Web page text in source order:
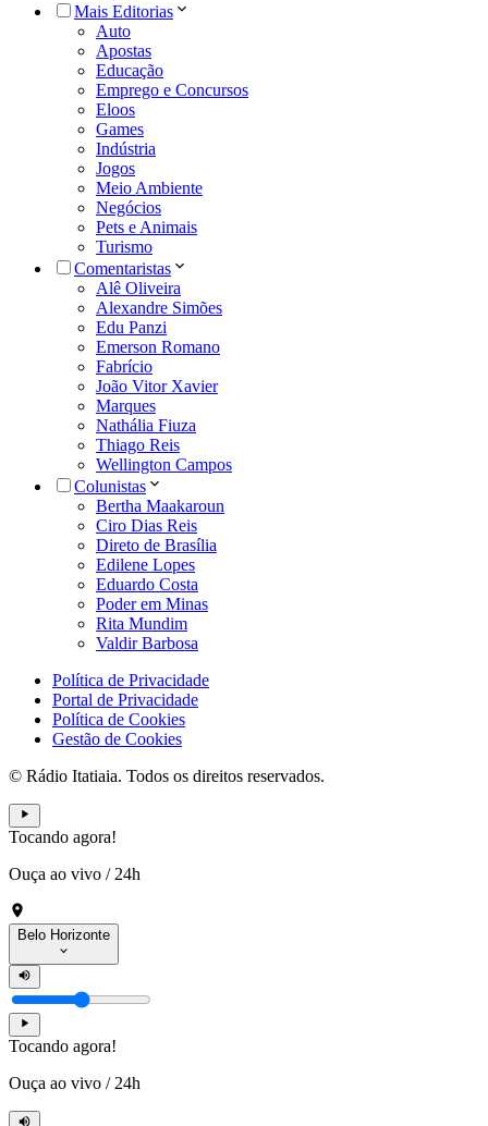
Mais Editorias
Auto
Apostas
Educação
Emprego e Concursos
Eloos
Games
Indústria
Jogos
Meio Ambiente
Negócios
Pets e Animais
Turismo
Comentaristas
Alê Oliveira
Alexandre Simões
Edu Panzi
Emerson Romano
Fabrício
João Vitor Xavier
Marques
Nathália Fiuza
Thiago Reis
Wellington Campos
Colunistas
Bertha Maakaroun
Ciro Dias Reis
Direto de Brasília
Edilene Lopes
Eduardo Costa
Poder em Minas
Rita Mundim
Valdir Barbosa
Política de Privacidade
Portal de Privacidade
Política de Cookies
Gestão de Cookies
© Rádio Itatiaia. Todos os direitos reservados.
Tocando agora!
Ouça ao vivo / 24h
Belo Horizonte
Tocando agora!
Ouça ao vivo / 24h